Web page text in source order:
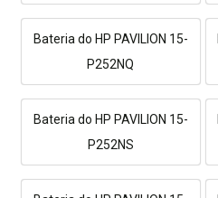
Bateria do HP PAVILION 15-
P252NQ
Bateria do HP PAVILION 15-
P252NS